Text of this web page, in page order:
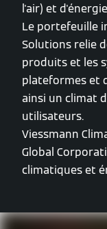
l'air) et
Le portefeuille
Solutions relie
produits et les
plateformes et
ainsi un climat
utilisateurs.
Viessmann
Global
climatiques et